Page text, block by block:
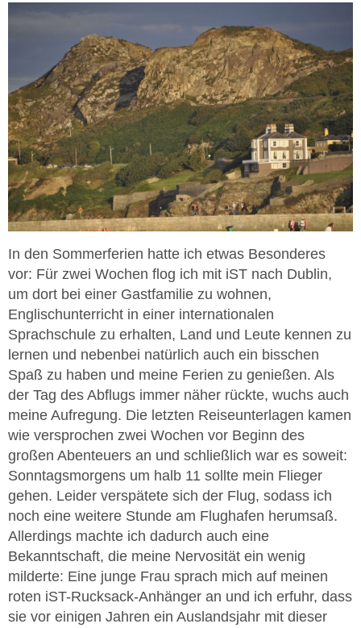
In den Sommerferien hatte ich etwas Besonderes
vor: Für zwei Wochen flog ich mit iST nach Dublin,
um dort bei einer Gastfamilie zu wohnen,
Englischunterricht in einer internationalen
Sprachschule zu erhalten, Land und Leute kennen zu
lernen und nebenbei natürlich auch ein bisschen
Spaß zu haben und meine Ferien zu genießen. Als
der Tag des Abflugs immer näher rückte, wuchs auch
meine Aufregung. Die letzten Reiseunterlagen kamen
wie versprochen zwei Wochen vor Beginn des
großen Abenteuers an und schließlich war es soweit:
Sonntagsmorgens um halb 11 sollte mein Flieger
gehen. Leider verspätete sich der Flug, sodass ich
noch eine weitere Stunde am Flughafen herumsaß.
Allerdings machte ich dadurch auch eine
Bekanntschaft, die meine Nervosität ein wenig
milderte: Eine junge Frau sprach mich auf meinen
roten iST-Rucksack-Anhänger an und ich erfuhr, dass
sie vor einigen Jahren ein Auslandsjahr mit dieser